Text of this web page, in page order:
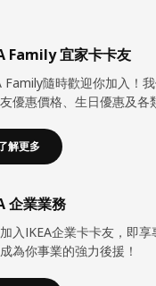
Family 宜家卡卡友
Family隨時歡迎你加入！
優惠價格、生日優惠及各
解更多
企業業務
入IKEA企業卡卡友，即享
為你事業的強力後援！